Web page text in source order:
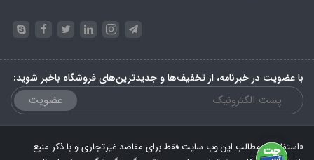
با عضویت در خبرنامه، از تخفیف‌ها و جدیدترین‌های فروشگاه باخبر شوید:
عضویت
«استفاده از مطالب این وب سایت فقط برای مقاصد غیرتجاری و با ذکر منبع